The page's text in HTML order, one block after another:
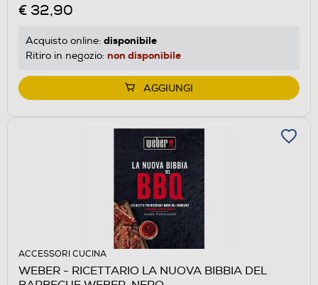
€ 32,90
Acquisto online: disponibile
Ritiro in negozio: non disponibile
AGGIUNGI
ACCESSORI CUCINA
WEBER - RICETTARIO LA NUOVA BIBBIA DEL